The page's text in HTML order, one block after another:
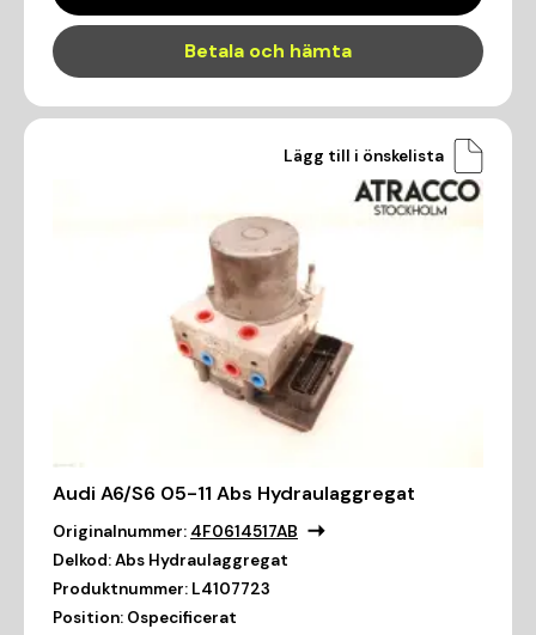
Betala och hämta
Lägg till i önskelista
Audi A6/S6 05-11 Abs Hydraulaggregat
Originalnummer: 4F0614517AB
Delkod:Abs Hydraulaggregat
Produktnummer: L4107723
Position: Ospecificerat